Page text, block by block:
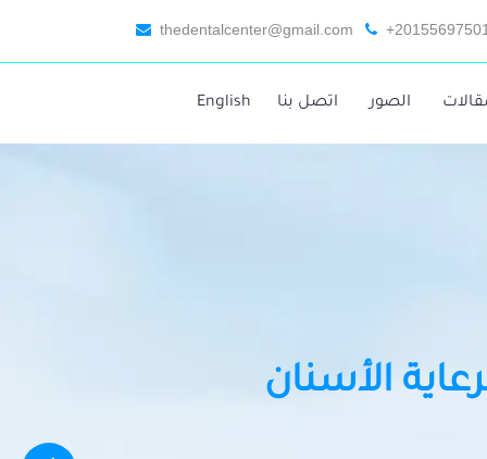
thedentalcenter@gmail.com
الصور اتصل بنا English
الأسنان